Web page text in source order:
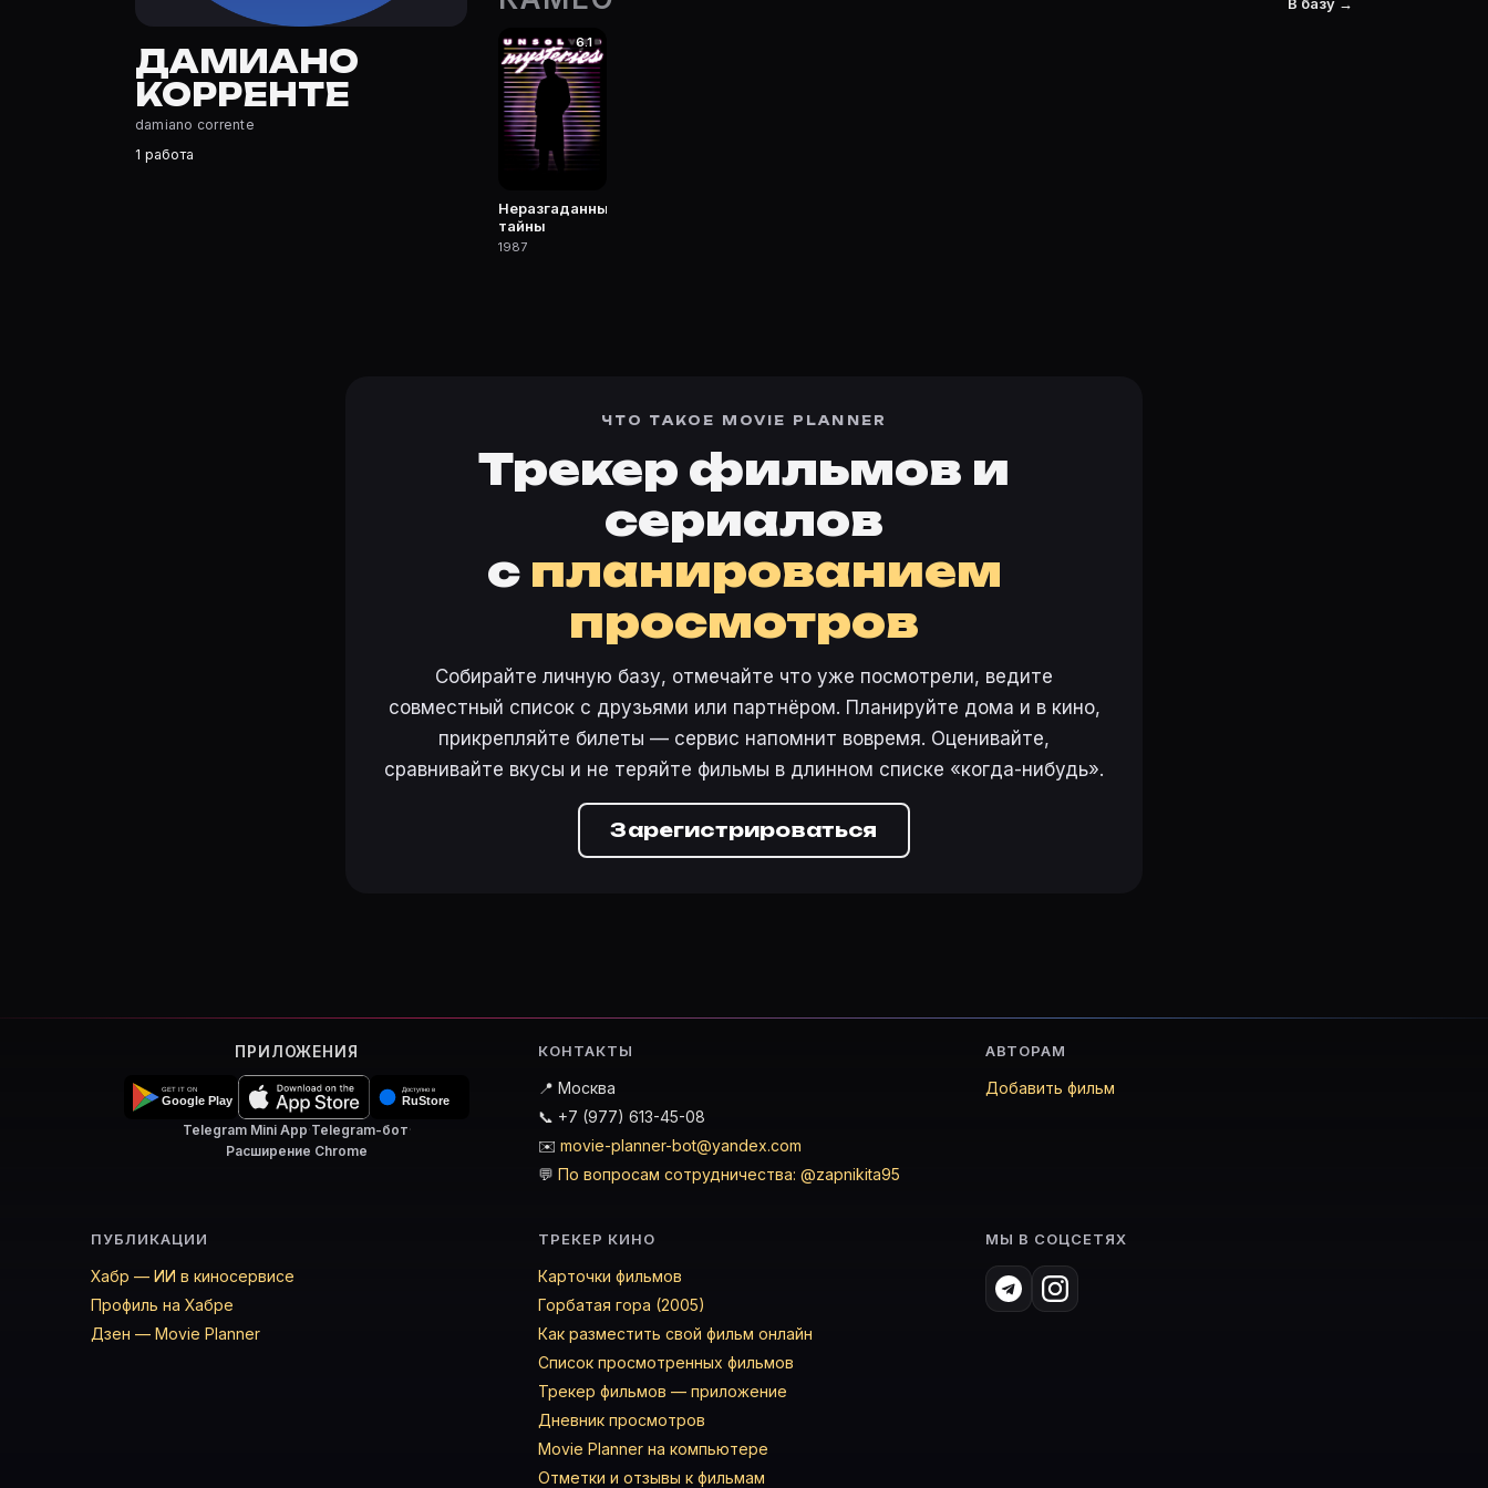
Где открыть фильмографию Дамиано Корренте?
На Movie Planner: https://movie-planner.ru/s/7177033 — фильмы, сериалы, роли и фото.
ДАМИАНО
КОРРЕНТЕ
damiano corrente
1 работа
6.1
Неразгаданные
тайны
1987
ЧТО ТАКОЕ MOVIE PLANNER
Трекер фильмов и
сериалов
с планированием
просмотров
Собирайте личную базу, отмечайте что уже посмотрели, ведите
совместный список с друзьями или партнёром. Планируйте дома и в кино,
прикрепляйте билеты — сервис напомнит вовремя. Оценивайте,
сравнивайте вкусы и не теряйте фильмы в длинном списке «когда-нибудь».
Зарегистрироваться
ПРИЛОЖЕНИЯ
Telegram Mini App·Telegram-бот·
Расширение Chrome
КОНТАКТЫ
📍 Москва
📞 +7 (977) 613-45-08
✉️ movie-planner-bot@yandex.com
💬 По вопросам сотрудничества: @zapnikita95
АВТОРАМ
Добавить фильм
ПУБЛИКАЦИИ
Хабр — ИИ в киносервисе
Профиль на Хабре
Дзен — Movie Planner
ТРЕКЕР КИНО
Карточки фильмов
Горбатая гора (2005)
Как разместить свой фильм онлайн
Список просмотренных фильмов
Трекер фильмов — приложение
Дневник просмотров
Movie Planner на компьютере
Отметки и отзывы к фильмам
МЫ В СОЦСЕТЯХ